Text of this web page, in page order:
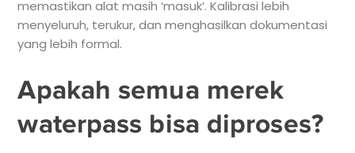
memastikan alat masih ‘masuk’. Kalibrasi lebih
menyeluruh, terukur, dan menghasilkan dokumentasi
yang lebih formal.
Apakah semua merek
waterpass bisa diproses?